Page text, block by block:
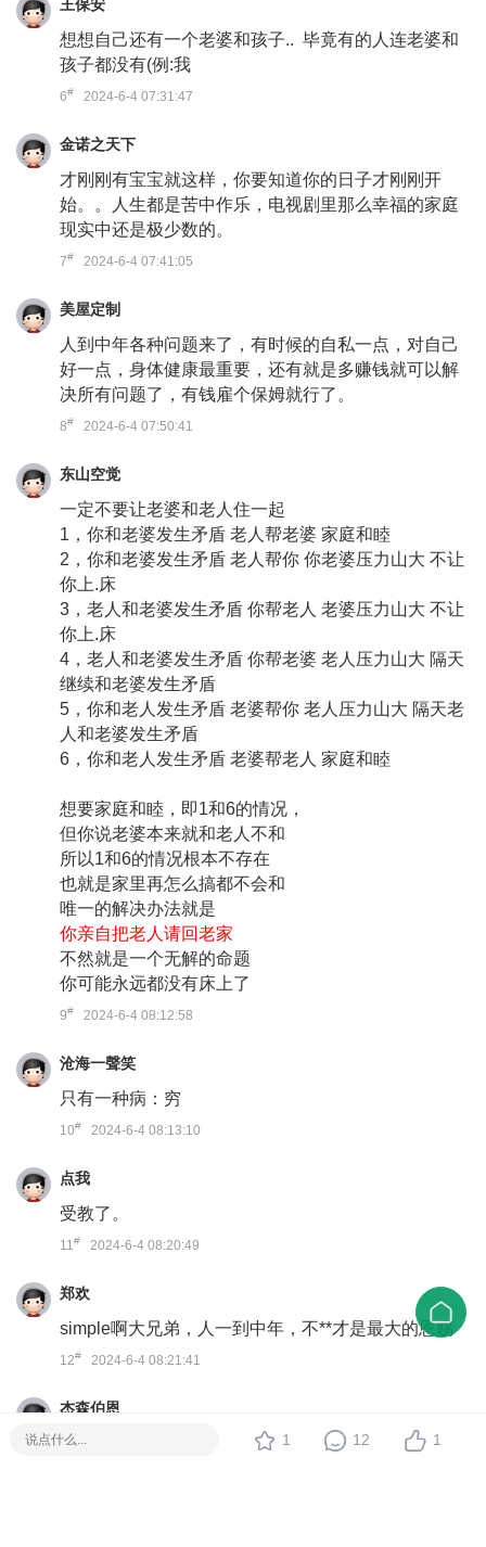
王保安
想想自己还有一个老婆和孩子.. 毕竟有的人连老婆和
孩子都没有(例:我
6# 2024-6-4 07:31:47
金诺之天下
才刚刚有宝宝就这样，你要知道你的日子才刚刚开
始。。人生都是苦中作乐，电视剧里那么幸福的家庭
现实中还是极少数的。
7# 2024-6-4 07:41:05
美屋定制
人到中年各种问题来了，有时候的自私一点，对自己
好一点，身体健康最重要，还有就是多赚钱就可以解
决所有问题了，有钱雇个保姆就行了。
8# 2024-6-4 07:50:41
东山空觉
一定不要让老婆和老人住一起
1，你和老婆发生矛盾 老人帮老婆 家庭和睦
2，你和老婆发生矛盾 老人帮你 你老婆压力山大 不让
你上.床
3，老人和老婆发生矛盾 你帮老人 老婆压力山大 不让
你上.床
4，老人和老婆发生矛盾 你帮老婆 老人压力山大 隔天
继续和老婆发生矛盾
5，你和老人发生矛盾 老婆帮你 老人压力山大 隔天老
人和老婆发生矛盾
6，你和老人发生矛盾 老婆帮老人 家庭和睦
想要家庭和睦，即1和6的情况，
但你说老婆本来就和老人不和
所以1和6的情况根本不存在
也就是家里再怎么搞都不会和
唯一的解决办法就是
你亲自把老人请回老家
不然就是一个无解的命题
你可能永远都没有床上了
9# 2024-6-4 08:12:58
沧海一聲笑
只有一种病：穷
10# 2024-6-4 08:13:10
点我
受教了。
11# 2024-6-4 08:20:49
郑欢
simple啊大兄弟，人一到中年，不**才是最大的恩赐
12# 2024-6-4 08:21:41
杰森伯恩
这些都不是什么大问题，第一个问题，能稳住你老婆
1 12 1